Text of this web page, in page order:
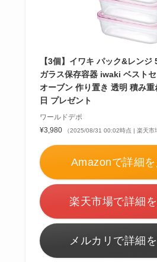
【3個】イワキ パック&レン
ガラス保存容器 iwaki ベスト
オーブン 作り置き 透明 積み
日 プレゼント
ワールドデポ
¥3,980
（2025/08/31 00:02時点 | 楽天市
Amazonで詳細
楽天市場で詳細
メルカリで詳細